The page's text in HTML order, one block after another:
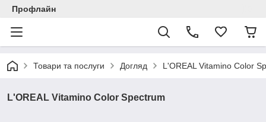
Профлайн
Товари та послуги Догляд L'OREAL Vitamino Color
L'OREAL Vitamino Color Spectrum